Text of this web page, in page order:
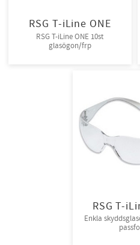
RSG T-iLine ONE
RSG T-iLine ONE 10st
glasögon/frp
RSG T-
Enkla